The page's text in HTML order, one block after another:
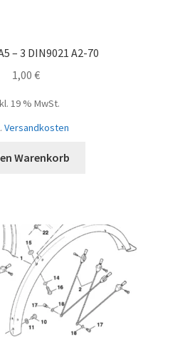
– 3 DIN9021 A2-70
1,00 €
19 % MwSt.
Versandkosten
Warenkorb